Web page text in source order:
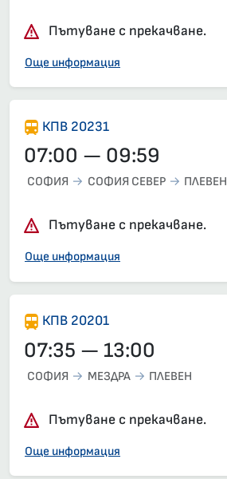
Пътуване с прекачване.
Още информация
КПВ 20231
07:00 — 09:59
СОФИЯ СОФИЯ СЕВЕР ПЛЕВЕН
Пътуване с прекачване.
Още информация
КПВ 20201
07:35 — 13:00
СОФИЯ МЕЗДРА ПЛЕВЕН
Пътуване с прекачване.
Още информация